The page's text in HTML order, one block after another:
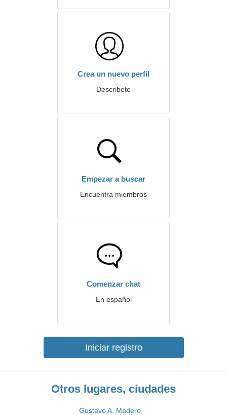
Crea un nuevo perfil
Describete
Empezar a buscar
Encuentra miembros
Comenzar chat
En español
Iniciar registro
Otros lugares, ciudades
Gustavo A. Madero